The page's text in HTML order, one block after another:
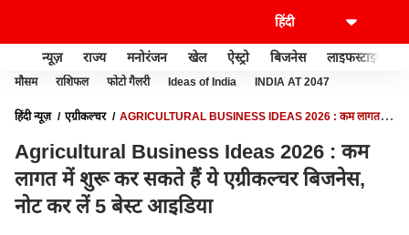
न्यूज़ राज्य मनोरंजन खेल ऐस्ट्रो बिजनेस लाइफस्टाइल
मौसम राशिफल फोटो गैलरी Ideas of India INDIA AT 2047
हिंदी न्यूज़ एग्रीकल्चर
AGRICULTURAL BUSINESS IDEAS 2026 : कम लागत में
Agricultural Business Ideas 2026 : कम
लागत में शुरू कर सकते हैं ये एग्रीकल्चर बिजनेस,
नोट कर लें 5 बेस्ट आइडिया